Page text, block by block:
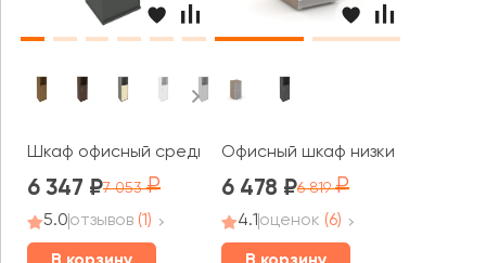
Шкаф офисный средний узкий правый 1 низкая дверь
6 347 7 053
5.0отзывов (1)
Офисный шкаф низкий узкий
6 478 6 819
4.1оценок (6)